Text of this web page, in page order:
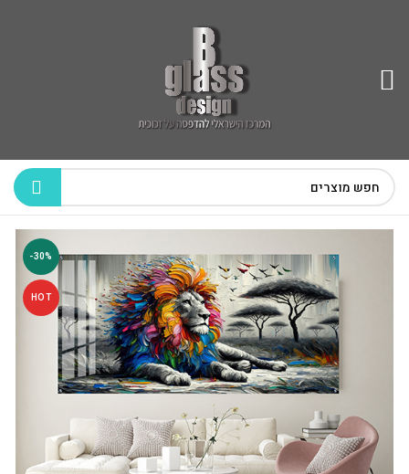
-30%
HOT